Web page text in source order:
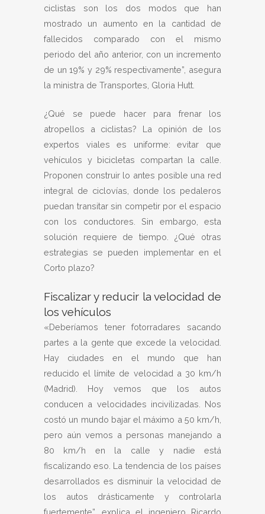
ciclistas son los dos modos que han
mostrado un aumento en la cantidad de
fallecidos comparado con el mismo
periodo del año anterior, con un incremento
de un 19% y 29% respectivamente”, asegura
la ministra de Transportes, Gloria Hutt.
¿Qué se puede hacer para frenar los
atropellos a ciclistas? La opinión de los
expertos viales es uniforme: evitar que
vehículos y bicicletas compartan la calle.
Proponen construir lo antes posible una red
integral de ciclovías, donde los pedaleros
puedan transitar sin competir por el espacio
con los conductores. Sin embargo, esta
solución requiere de tiempo. ¿Qué otras
estrategias se pueden implementar en el
Corto plazo?
Fiscalizar y reducir la velocidad de
los vehículos
«Deberíamos tener fotorradares sacando
partes a la gente que excede la velocidad.
Hay ciudades en el mundo que han
reducido el límite de velocidad a 30 km/h
(Madrid). Hoy vemos que los autos
conducen a velocidades incivilizadas. Nos
costó un mundo bajar el máximo a 50 km/h,
pero aún vemos a personas manejando a
80 km/h en la calle y nadie está
fiscalizando eso. La tendencia de los países
desarrollados es disminuir la velocidad de
los autos drásticamente y controlarla